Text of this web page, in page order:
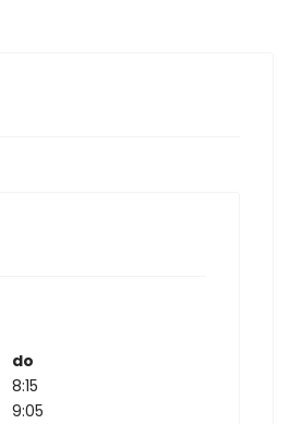
do
8:15
9:05